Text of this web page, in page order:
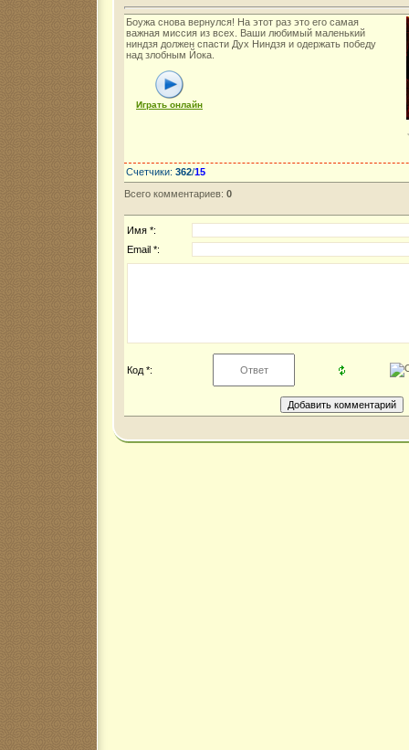
Боужа снова вернулся! На этот раз это его самая
важная миссия из всех. Ваши любимый маленький
ниндзя должен спасти Дух Ниндзя и одержать победу
над злобным Йока.
Играть онлайн
Счетчики: 362/15
Всего комментариев: 0
Имя *:
Email *:
Код *: